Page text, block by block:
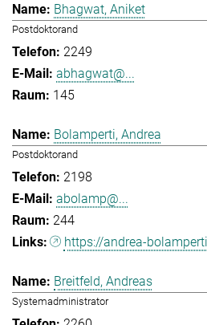
Bhagwat, Aniket
Postdoktorand
2249
abhagwat@...
145
Bolamperti, Andrea
Postdoktorand
2198
abolamp@...
244
https://andrea-
Breitfeld, Andreas
Systemadministrator